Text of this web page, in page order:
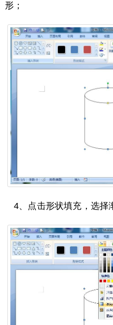
形；
4、点击形状填充，选择